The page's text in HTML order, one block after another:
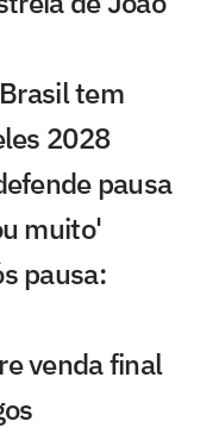
tem
2028
pausa
muito'
pausa:
venda final